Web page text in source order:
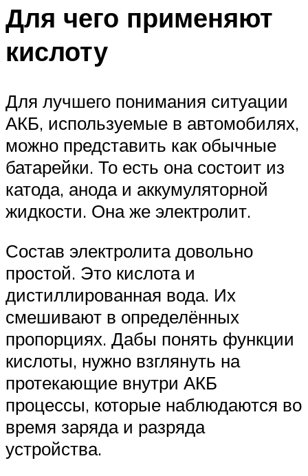
Для чего применяют
кислоту
Для лучшего понимания ситуации
АКБ, используемые в автомобилях,
можно представить как обычные
батарейки. То есть она состоит из
катода, анода и аккумуляторной
жидкости. Она же электролит.
Состав электролита довольно
простой. Это кислота и
дистиллированная вода. Их
смешивают в определённых
пропорциях. Дабы понять функции
кислоты, нужно взглянуть на
протекающие внутри АКБ
процессы, которые наблюдаются во
время заряда и разряда
устройства.